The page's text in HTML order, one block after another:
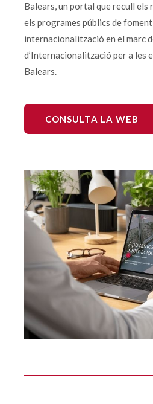
Balears, un portal que recull els
els programes públics de foment
internacionalització en el marc
d’Internacionalització per a les
Balears.
CONSULTA LA WEB